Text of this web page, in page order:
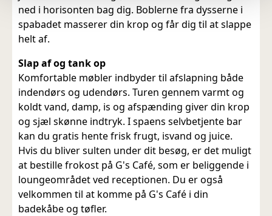
ned i horisonten bag dig. Boblerne fra dysserne i
spabadet masserer din krop og får dig til at slappe
helt af.
Slap af og tank op
Komfortable møbler indbyder til afslapning både
indendørs og udendørs. Turen gennem varmt og
koldt vand, damp, is og afspænding giver din krop
og sjæl skønne indtryk. I spaens selvbetjente bar
kan du gratis hente frisk frugt, isvand og juice.
Hvis du bliver sulten under dit besøg, er det muligt
at bestille frokost på G's Café, som er beliggende i
loungeområdet ved receptionen. Du er også
velkommen til at komme på G's Café i din
badekåbe og tøfler.